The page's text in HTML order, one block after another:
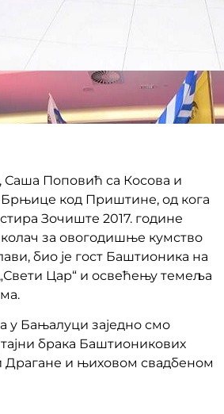
Саша Поповић са Косова и
код Приштине, од кога
Зочиште 2017. године
за овогодишње кумство
био је гост Баштионика на
Цар“ и освећењу темеља
у Бањалуци заједно смо
брака Баштионикових
Драгане и њиховом свадбеном